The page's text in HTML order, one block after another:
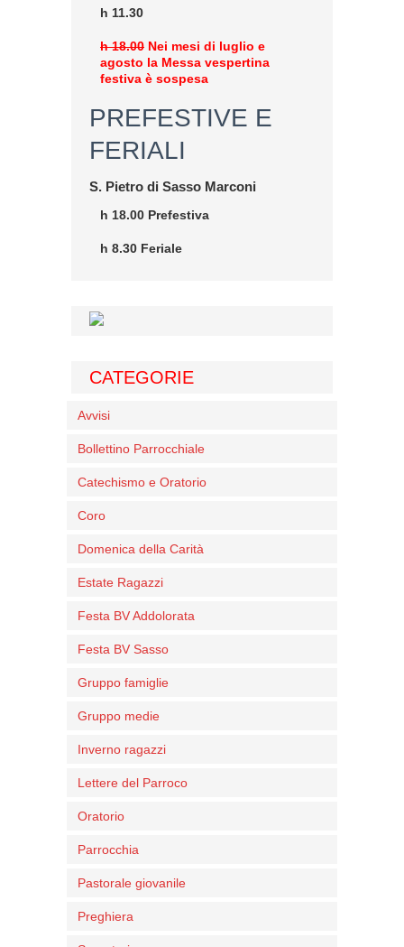
h 11.30
h 18.00 Nei mesi di luglio e
agosto la Messa vespertina
festiva è sospesa
PREFESTIVE E
FERIALI
S. Pietro di Sasso Marconi
h 18.00 Prefestiva
h 8.30 Feriale
CATEGORIE
Avvisi
Bollettino Parrocchiale
Catechismo e Oratorio
Coro
Domenica della Carità
Estate Ragazzi
Festa BV Addolorata
Festa BV Sasso
Gruppo famiglie
Gruppo medie
Inverno ragazzi
Lettere del Parroco
Oratorio
Parrocchia
Pastorale giovanile
Preghiera